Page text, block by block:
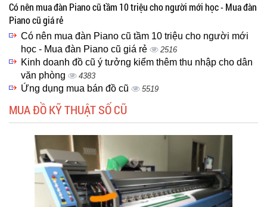
Có nên mua đàn Piano cũ tầm 10 triệu cho người mới học - Mua đàn
Piano cũ giá rẻ
Có nên mua đàn Piano cũ tầm 10 triệu cho người mới
học - Mua đàn Piano cũ giá rẻ
2516
Kinh doanh đồ cũ ý tưởng kiểm thêm thu nhập cho dân
văn phòng
4383
Ứng dụng mua bán đồ cũ 5519
MUA ĐỒ KỸ THUẬT SỐ CŨ